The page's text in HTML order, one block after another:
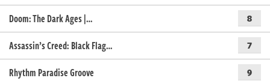
Doom: The Dark Ages |… 8
Assassin’s Creed: Black Flag… 7
Rhythm Paradise Groove 9